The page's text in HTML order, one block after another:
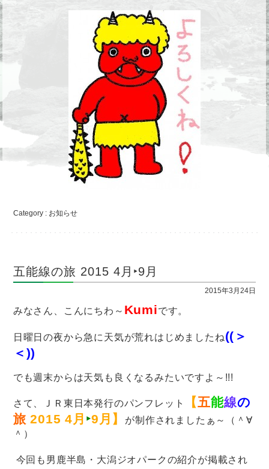
Category : お知らせ
五能線の旅 2015 4月‣9月
2015年3月24日
みなさん、こんにちわ～ Kumiです。
日曜日の夜から急に天気が荒れはじめましたね((＞
＜))
でも週末からは天気も良くなるみたいですよ～!!!
さて、ＪＲ東日本発行のパンフレット 【 五能線の
旅 2015 4月 ‣9月】
が制作されましたぁ～（＾∀
＾）
今回も 男鹿半島・大潟ジオパークの紹介が掲載され